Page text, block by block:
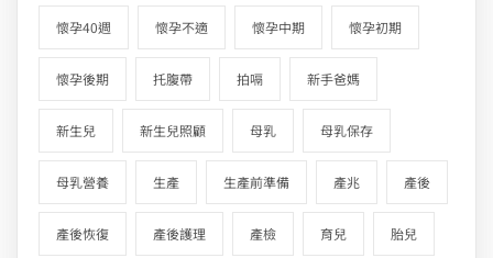
懷孕40週 懷孕不適 懷孕中期 懷孕初期
懷孕後期 托腹帶 拍嗝 新手爸媽
新生兒 新生兒照顧 母乳 母乳保存
母乳營養 生產 生產前準備 產兆 產後
產後恢復 產後護理 產檢 育兒 胎兒